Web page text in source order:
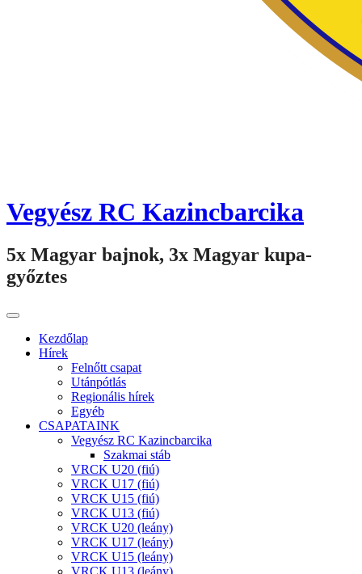
Vegyész RC Kazincbarcika
5x Magyar bajnok, 3x Magyar kupa-
győztes
Kezdőlap
Hírek
Felnőtt csapat
Utánpótlás
Regionális hírek
Egyéb
CSAPATAINK
Vegyész RC Kazincbarcika
Szakmai stáb
VRCK U20 (fiú)
VRCK U17 (fiú)
VRCK U15 (fiú)
VRCK U13 (fiú)
VRCK U20 (leány)
VRCK U17 (leány)
VRCK U15 (leány)